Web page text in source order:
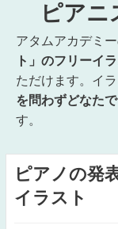
ピアニ
アタムアカデミ
ト」のフリーイ
ただけます。イ
を問わずどなた
す。
ピアノの発
イラスト